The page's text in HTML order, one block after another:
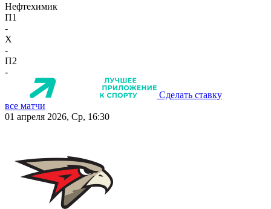
Нефтехимик
П1
-
X
-
П2
-
Сделать ставку
все матчи
01 апреля 2026, Ср, 16:30